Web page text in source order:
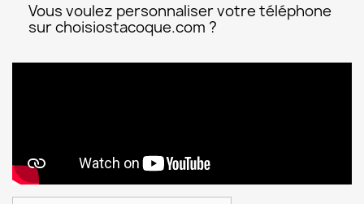
Vous voulez personnaliser votre téléphone
sur choisiostacoque.com ?